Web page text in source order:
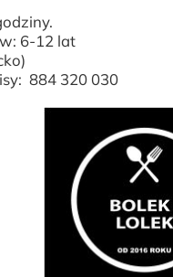
6-12 lat
884 320 030